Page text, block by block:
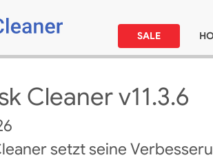
SALE
Cleaner v11.3.6
setzt seine